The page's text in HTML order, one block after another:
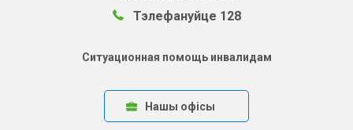
Тэлефануйце 128
Ситуационная помощь инвалидам
Нашы офісы